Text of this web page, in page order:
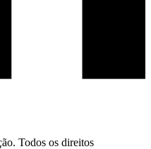
Todos os direitos